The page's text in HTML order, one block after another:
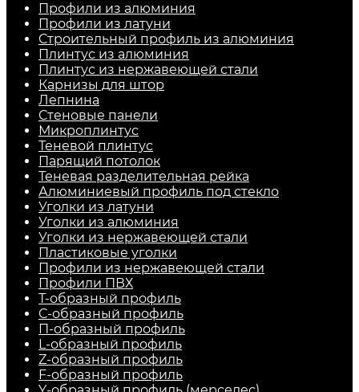
Профили из алюминия
Профили из латуни
Строительный профиль из алюминия
Плинтус из алюминия
Плинтус из нержавеющей стали
Карнизы для штор
Лепнина
Стеновые панели
Микроплинтус
Теневой плинтус
Парящий потолок
Теневая разделительная рейка
Алюминиевый профиль под стекло
Уголки из латуни
Уголки из алюминия
Уголки из нержавеющей стали
Пластиковые уголки
Профили из нержавеющей стали
Профили ПВХ
Т-образный профиль
С-образный профиль
П-образный профиль
L-образный профиль
Z-образный профиль
F-образный профиль